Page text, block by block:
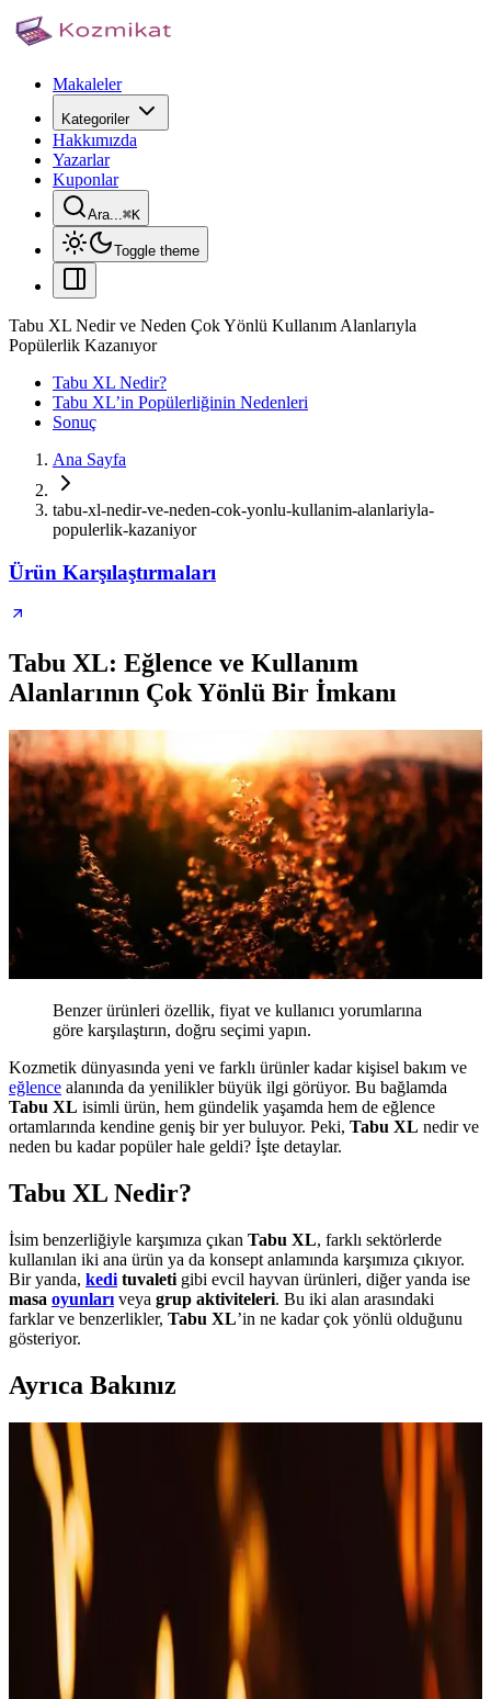
Makaleler
Kategoriler
Hakkımızda
Yazarlar
Kuponlar
Ara...⌘K
Toggle theme
Tabu XL Nedir ve Neden Çok Yönlü Kullanım Alanlarıyla
Popülerlik Kazanıyor
Tabu XL Nedir?
Tabu XL’in Popülerliğinin Nedenleri
Sonuç
Ana Sayfa
tabu-xl-nedir-ve-neden-cok-yonlu-kullanim-alanlariyla-
populerlik-kazaniyor
Ürün Karşılaştırmaları
Tabu XL: Eğlence ve Kullanım
Alanlarının Çok Yönlü Bir İmkanı
Benzer ürünleri özellik, fiyat ve kullanıcı yorumlarına
göre karşılaştırın, doğru seçimi yapın.
Kozmetik dünyasında yeni ve farklı ürünler kadar kişisel bakım ve
eğlence alanında da yenilikler büyük ilgi görüyor. Bu bağlamda
Tabu XL isimli ürün, hem gündelik yaşamda hem de eğlence
ortamlarında kendine geniş bir yer buluyor. Peki, Tabu XL nedir ve
neden bu kadar popüler hale geldi? İşte detaylar.
Tabu XL Nedir?
İsim benzerliğiyle karşımıza çıkan Tabu XL, farklı sektörlerde
kullanılan iki ana ürün ya da konsept anlamında karşımıza çıkıyor.
Bir yanda, kedi tuvaleti gibi evcil hayvan ürünleri, diğer yanda ise
masa oyunları veya grup aktiviteleri. Bu iki alan arasındaki
farklar ve benzerlikler, Tabu XL’in ne kadar çok yönlü olduğunu
gösteriyor.
Ayrıca Bakınız
Otomatik Tırnak Makası Neden Güvenli ve Pratik
Bir Bakım Aracı Olarak Tercih Ediliyor
Günümüzde otomatik tırnak makasları, güvenli ve pratik bakım
sağlayan cihazlar olarak öne çıkıyor. Hassas tırnaklara uygun
tasarımıyla kullanıcıların tercih ettiği bu araçlar, zaman kazandırır ve
riskleri azaltır.
Arifoğlu Hindistan Cevizi Yağı: Çok Yönlü
Kullanım ve Doğal İçerik Özellikleri
Arifoğlu Hindistan Cevizi Yağı, doğal ve çok yönlü kullanım